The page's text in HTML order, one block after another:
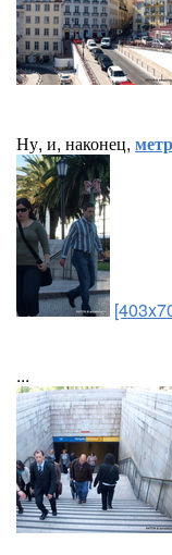
Ну, и, наконец,
...